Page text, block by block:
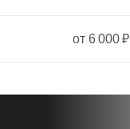
от 6 000 ₽